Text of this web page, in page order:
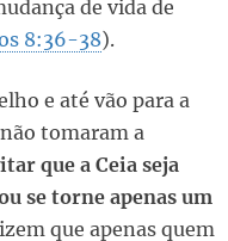
de vida de
8:36-38).
e até vão para a
tomaram a
que a Ceia seja
se torne apenas um
que apenas quem